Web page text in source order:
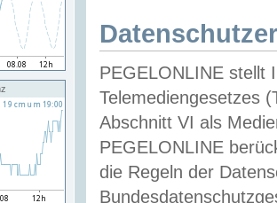
PEGELONLINE stellt
Telemediengesetzes
Abschnitt VI als
PEGELONLINE
die Regeln der